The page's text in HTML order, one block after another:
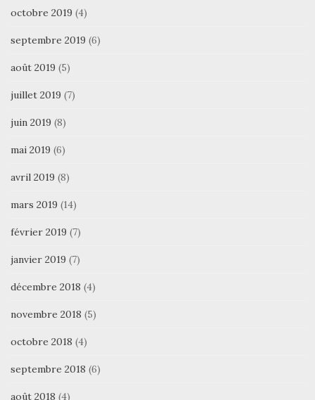
octobre 2019 (4)
septembre 2019 (6)
août 2019 (5)
juillet 2019 (7)
juin 2019 (8)
mai 2019 (6)
avril 2019 (8)
mars 2019 (14)
février 2019 (7)
janvier 2019 (7)
décembre 2018 (4)
novembre 2018 (5)
octobre 2018 (4)
septembre 2018 (6)
août 2018 (4)